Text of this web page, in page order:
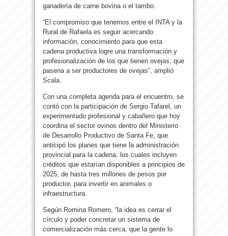
ganadería de carne bovina o el tambo.
“El compromiso que tenemos entre el INTA y la
Rural de Rafaela es seguir acercando
información, conocimiento para que esta
cadena productiva logre una transformación y
profesionalización de los que tienen ovejas, que
pasena a ser productores de ovejas”, amplió
Scala.
Con una completa agenda para el encuentro, se
contó con la participación de Sergio Tafarel, un
experimentado profesional y cabañero que hoy
coordina el sector ovinos dentro del Ministerio
de Desarrollo Productivo de Santa Fe, que
anticipó los planes que tiene la administración
provincial para la cadena, los cuales incluyen
créditos que estarían disponibles a principios de
2025, de hasta tres millones de pesos por
productor, para invertir en animales o
infraestructura.
Según Romina Romero, “la idea es cerrar el
círculo y poder concretar un sistema de
comercialización más cerca, que la gente lo